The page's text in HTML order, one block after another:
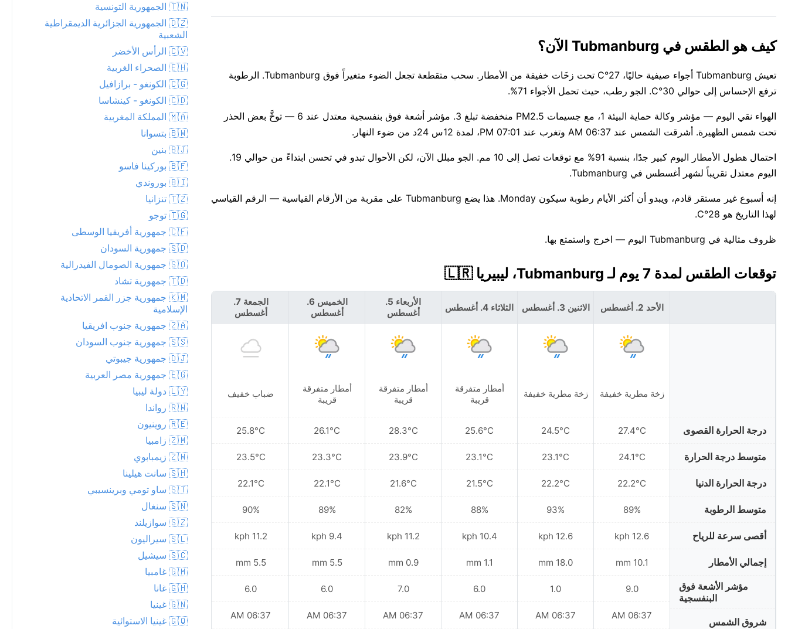
كيف هو الطقس في Tubmanburg الآن؟
تعيش Tubmanburg أجواء صيفية حاليًا، 27°C تحت زخَات خفيفة من الأمطار. سحب متقطعة تجعل الضوء متغيراً فوق Tubmanburg. الرطوبة
ترفع الإحساس إلى حوالي 30°C. الجو رطب، حيث تحمل الأجواء 71%.
الهواء نقي اليوم — مؤشر وكالة حماية البيئة 1، مع جسيمات PM2.5 منخفضة تبلغ 3. مؤشر أشعة فوق بنفسجية معتدل عند 6 — توخَّ بعض الحذر
تحت شمس الظهيرة. أشرقت الشمس عند 06:37 AM وتغرب عند 07:01 PM، لمدة 12س 24د من ضوء النهار.
احتمال هطول الأمطار اليوم كبير جدًا، بنسبة 91% مع توقعات تصل إلى 10 مم. الجو مبلل الآن، لكن الأحوال تبدو في تحسن ابتداءً من حوالي 19.
اليوم معتدل تقريباً لشهر أغسطس في Tubmanburg.
إنه أسبوع غير مستقر قادم، ويبدو أن أكثر الأيام رطوبة سيكون Monday. هذا يضع Tubmanburg على مقربة من الأرقام القياسية — الرقم القياسي
لهذا التاريخ هو 28°C.
ظروف مثالية في Tubmanburg اليوم — اخرج واستمتع بها.
توقعات الطقس لمدة 7 يوم لـ Tubmanburg، ليبيريا 🇱🇷
درجة الحرارة القصوى
متوسط درجة الحرارة
درجة الحرارة الدنيا
متوسط الرطوبة
أقصى سرعة للرياح
إجمالي الأمطار
مؤشر الأشعة فوق
البنفسجية
شروق الشمس
الأحد 2. أغسطس
زخة مطرية خفيفة
27.4°C
24.1°C
22.2°C
89%
12.6 kph
10.1 mm
9.0
06:37 AM
الاثنين 3. أغسطس
زخة مطرية خفيفة
24.5°C
23.1°C
22.2°C
93%
12.6 kph
18.0 mm
1.0
06:37 AM
الثلاثاء 4. أغسطس
أمطار متفرقة
قريبة
25.6°C
23.1°C
21.5°C
88%
10.4 kph
1.1 mm
6.0
06:37 AM
الأربعاء 5.
أغسطس
أمطار متفرقة
قريبة
28.3°C
23.9°C
21.6°C
82%
11.2 kph
0.9 mm
7.0
06:37 AM
الخميس 6.
أغسطس
أمطار متفرقة
قريبة
26.1°C
23.3°C
22.1°C
89%
9.4 kph
5.5 mm
6.0
06:37 AM
الجمعة 7.
أغسطس
ضباب خفيف
25.8°C
23.5°C
22.1°C
90%
11.2 kph
5.5 mm
6.0
06:37 AM
السبت 8. أغسطس
أمطار متفرقة قريبة
28.2°C
23.9°C
21.8°C
85%
10.1 kph
1.2 mm
6.0
06:37 AM
🇹🇳 الجمهورية التونسية
🇩🇿 الجمهورية الجزائرية الديمقراطية
الشعبية
🇨🇻 الرأس الأخضر
🇪🇭 الصحراء الغربية
🇨🇬 الكونغو - برازافيل
🇨🇩 الكونغو - كينشاسا
🇲🇦 المملكة المغربية
🇧🇼 بتسوانا
🇧🇯 بنين
🇧🇫 بوركينا فاسو
🇧🇮 بوروندي
🇹🇿 تنزانيا
🇹🇬 توجو
🇨🇫 جمهورية أفريقيا الوسطى
🇸🇩 جمهورية السودان
🇸🇴 جمهورية الصومال الفيدرالية
🇹🇩 جمهورية تشاد
🇰🇲 جمهورية جزر القمر الاتحادية
الإسلامية
🇿🇦 جمهورية جنوب افريقيا
🇸🇸 جمهورية جنوب السودان
🇩🇯 جمهورية جيبوتي
🇪🇬 جمهورية مصر العربية
🇱🇾 دولة ليبيا
🇷🇼 رواندا
🇷🇪 روينيون
🇿🇲 زامبيا
🇿🇼 زيمبابوي
🇸🇭 سانت هيلينا
🇸🇹 ساو تومي وبرينسيبي
🇸🇳 سنغال
🇸🇿 سوازيلند
🇸🇱 سيراليون
🇸🇨 سيشيل
🇬🇲 غامبيا
🇬🇭 غانا
🇬🇳 غينيا
🇬🇶 غينيا الاستوائية